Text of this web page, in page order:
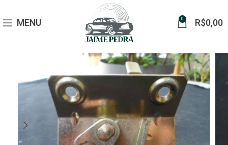
MENU 0 R$0,00